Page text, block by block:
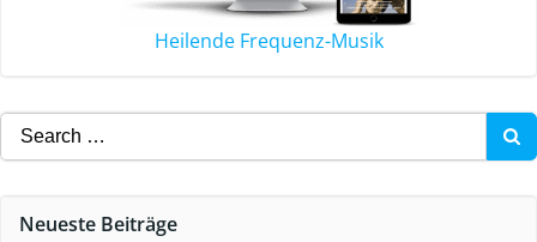
Heilende Frequenz-Musik
Neueste Beiträge